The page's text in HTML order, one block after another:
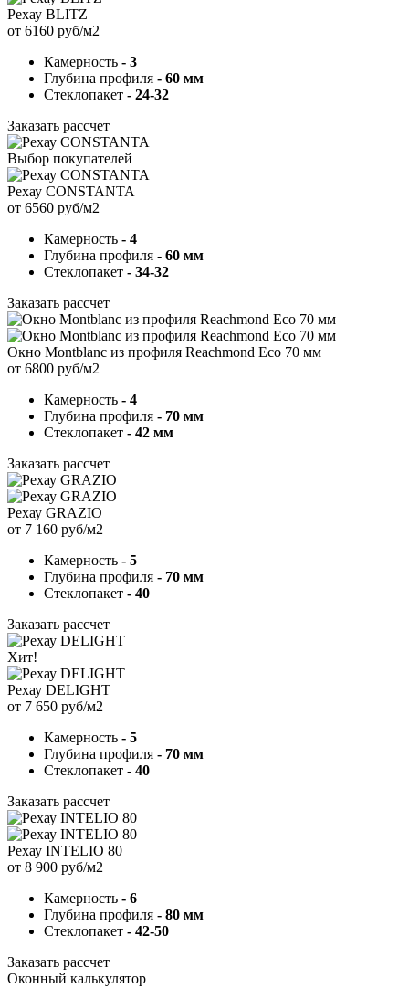
Рехау BLITZ
от 6160 руб/м2
Камерность - 3
Глубина профиля - 60 мм
Стеклопакет - 24-32
Заказать рассчет
Выбор покупателей
Рехау CONSTANTA
от 6560 руб/м2
Камерность - 4
Глубина профиля - 60 мм
Стеклопакет - 34-32
Заказать рассчет
Окно Montblanc из профиля Reachmond Eco 70 мм
от 6800 руб/м2
Камерность - 4
Глубина профиля - 70 мм
Стеклопакет - 42 мм
Заказать рассчет
Рехау GRAZIO
от 7 160 руб/м2
Камерность - 5
Глубина профиля - 70 мм
Стеклопакет - 40
Заказать рассчет
Хит!
Рехау DELIGHT
от 7 650 руб/м2
Камерность - 5
Глубина профиля - 70 мм
Стеклопакет - 40
Заказать рассчет
Рехау INTELIO 80
от 8 900 руб/м2
Камерность - 6
Глубина профиля - 80 мм
Стеклопакет - 42-50
Заказать рассчет
Оконный калькулятор